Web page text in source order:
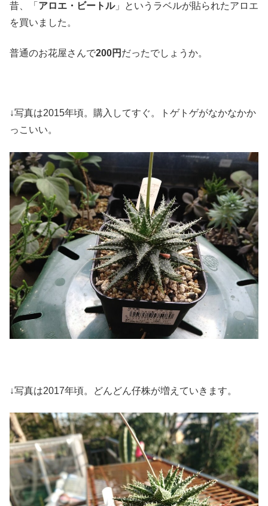
昔、「 アロエ・ビートル」というラベルが貼られたアロエ
を買いました。
普通のお花屋さんで200円 だったでしょうか。
↓写真は2015年頃。購入してすぐ。トゲトゲがなかなかか
っこいい。
↓写真は2017年頃。どんどん仔株が増えていきます。